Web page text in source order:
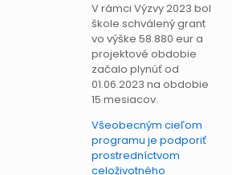
V rámci Výzvy 2023 bol
škole schválený grant
vo výške 58.880 eur a
projektové obdobie
začalo plynúť od
01.06.2023 na obdobie
15 mesiacov.
Všeobecným cieľom
programu je podporiť
prostredníctvom
celoživotného